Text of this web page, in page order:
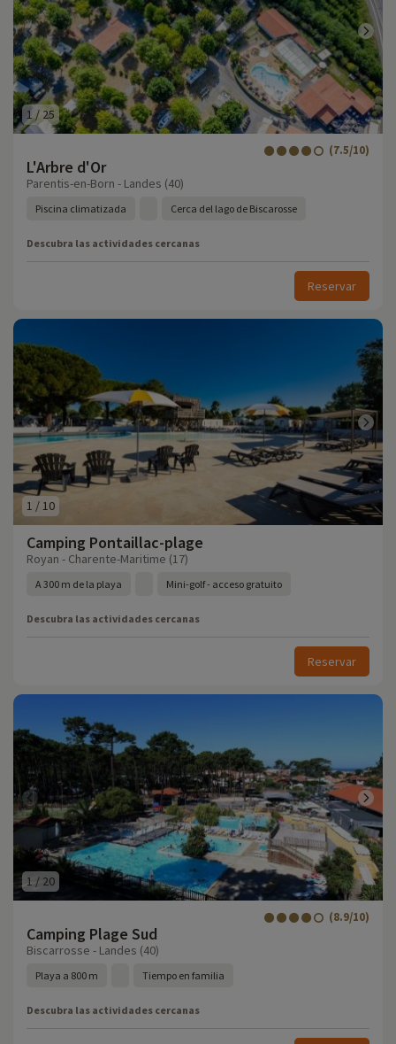
1/ 25
L'Arbre d'Or
(7.5/10)
Parentis-en-Born - Landes (40)
Piscina climatizada Cerca del lago de Biscarosse
Descubra las actividades cercanas
Reservar
1 /10
Camping Pontaillac-plage
Royan - Charente-Maritime (17)
A 300 m de la playa Mini-golf - acceso gratuito
Descubra las actividades cercanas
Reservar
1 / 20
Camping Plage Sud
(8.9/10)
Biscarrosse - Landes (40)
Playa a 800 m Tiempo en familia
Descubra las actividades cercanas